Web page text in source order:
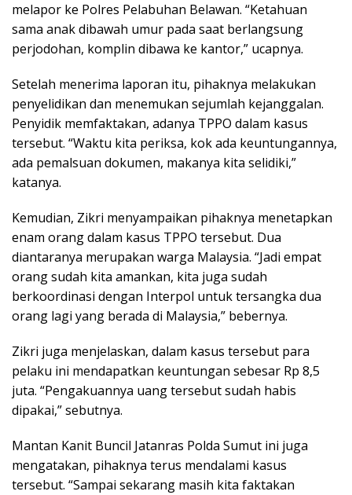
melapor ke Polres Pelabuhan Belawan. “Ketahuan
sama anak dibawah umur pada saat berlangsung
perjodohan, komplin dibawa ke kantor,” ucapnya.
Setelah menerima laporan itu, pihaknya melakukan
penyelidikan dan menemukan sejumlah kejanggalan.
Penyidik memfaktakan, adanya TPPO dalam kasus
tersebut. “Waktu kita periksa, kok ada keuntungannya,
ada pemalsuan dokumen, makanya kita selidiki,”
katanya.
Kemudian, Zikri menyampaikan pihaknya menetapkan
enam orang dalam kasus TPPO tersebut. Dua
diantaranya merupakan warga Malaysia. “Jadi empat
orang sudah kita amankan, kita juga sudah
berkoordinasi dengan Interpol untuk tersangka dua
orang lagi yang berada di Malaysia,” bebernya.
Zikri juga menjelaskan, dalam kasus tersebut para
pelaku ini mendapatkan keuntungan sebesar Rp 8,5
juta. “Pengakuannya uang tersebut sudah habis
dipakai,” sebutnya.
Mantan Kanit Buncil Jatanras Polda Sumut ini juga
mengatakan, pihaknya terus mendalami kasus
tersebut. “Sampai sekarang masih kita faktakan